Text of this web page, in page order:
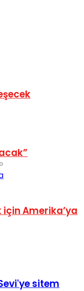
için Amerika’ya
sitem